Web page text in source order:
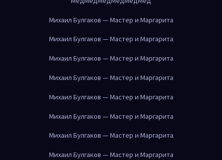
Михаил Булгаков — Мастер и Маргарита
Михаил Булгаков — Мастер и Маргарита
Михаил Булгаков — Мастер и Маргарита
Михаил Булгаков — Мастер и Маргарита
Михаил Булгаков — Мастер и Маргарита
Михаил Булгаков — Мастер и Маргарита
Михаил Булгаков — Мастер и Маргарита
Михаил Булгаков — Мастер и Маргарита